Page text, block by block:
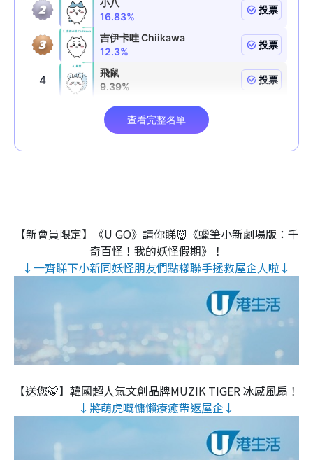
【新會員限定】《U GO》請你睇👹《蠟筆小新劇場版：千
奇百怪！我的妖怪假期》！
↓一齊睇下小新同妖怪朋友們點樣聯手拯救屋企人啦↓
【送您🐯】韓國超人氣文創品牌MUZIK TIGER 冰感風扇！
↓將萌虎嘅慵懶療癒帶返屋企↓